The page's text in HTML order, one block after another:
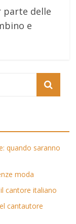
parte delle
e
quando saranno
moda
cantore italiano
cantautore